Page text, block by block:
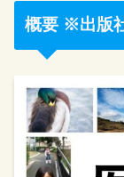
概要 ※出版